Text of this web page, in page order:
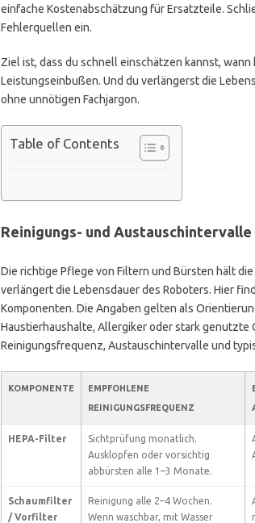
einfache Kostenabschätzung für Ersatzteile.
Fehlerquellen ein.
Ziel ist, dass du schnell einschätzen kannst,
Leistungseinbußen. Und du verlängerst die
ohne unnötigen Fachjargon.
Table of Contents
Reinigungs- und
Die richtige Pflege von Filtern und Bürsten hält
verlängert die Lebensdauer des Roboters. Hier
Komponenten. Die Angaben gelten als
Haustierhaushalte, Allergiker oder stark
Reinigungsfrequenz, Austauschintervalle und
KOMPONENTE
EMPFOHLENE
REINIGUNGSFREQUENZ
HEPA-Filter
Sichtprüfung monatlich.
Ausklopfen oder vorsichtig
abbürsten alle 1–3 Monate.
Schaumfilter
/ Vorfilter
Reinigung alle 2–4 Wochen.
Wenn waschbar, mit Wasser